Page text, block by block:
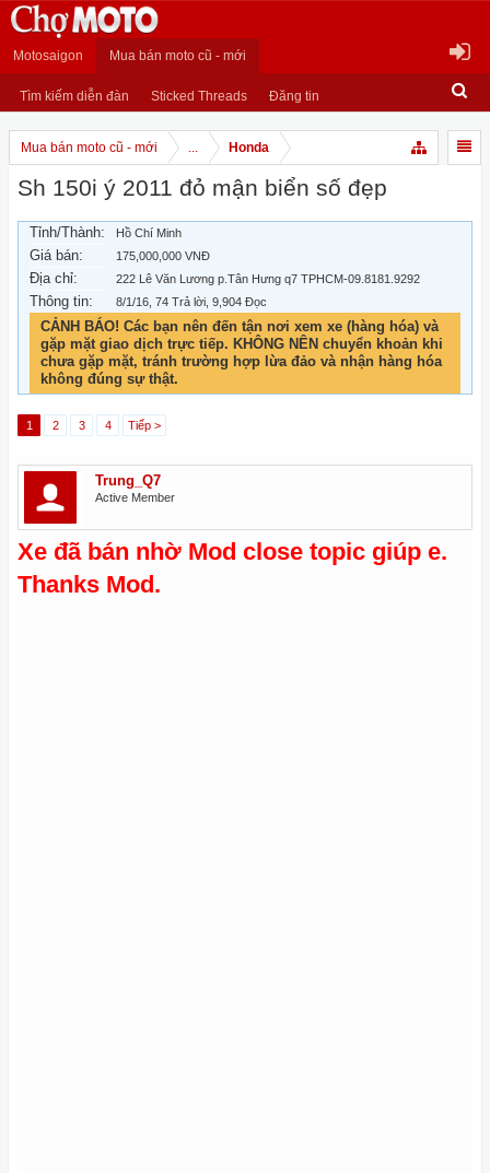
Motosaigon Mua bán moto cũ - mới
Tìm kiếm diễn đàn Sticked Threads Đăng tin
Mua bán moto cũ - mới ... Honda
Sh 150i ý 2011 đỏ mận biển số đẹp
Tỉnh/Thành: Hồ Chí Minh
Giá bán: 175,000,000 VNĐ
Địa chỉ: 222 Lê Văn Lương p.Tân Hưng q7 TPHCM-09.8181.9292
Thông tin: 8/1/16 , 74 Trả lời, 9,904 Đọc
CẢNH BÁO! Các bạn nên đến tận nơi xem xe (hàng hóa) và
gặp mặt giao dịch trực tiếp. KHÔNG NÊN chuyển khoản khi
chưa gặp mặt, tránh trường hợp lừa đảo và nhận hàng hóa
không đúng sự thật.
1 2 3 4 Tiếp >
Trung_Q7
Active Member
Xe đã bán nhờ Mod close topic giúp e.
Thanks Mod.